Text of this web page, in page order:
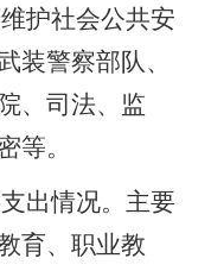
护社会公共安
装警察部队、
、司法、监
等。
出情况。主要
育、职业教